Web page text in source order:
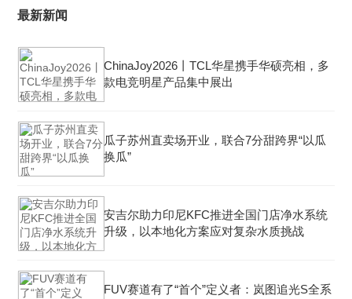
最新新闻
ChinaJoy2026丨TCL华星携手华硕亮相，多
款电竞明星产品集中展出
瓜子苏州直卖场开业，联合7分甜跨界“以瓜
换瓜”
安吉尔助力印尼KFC推进全国门店净水系统
升级，以本地化方案应对复杂水质挑战
FUV赛道有了“首个”定义者：岚图追光S全系